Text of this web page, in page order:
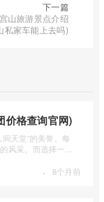
下一篇
山旅游景点介绍
私家车能上去吗)
价格查询官网)
天堂”的美誉。每
风采。而选择一个
· 8个月前